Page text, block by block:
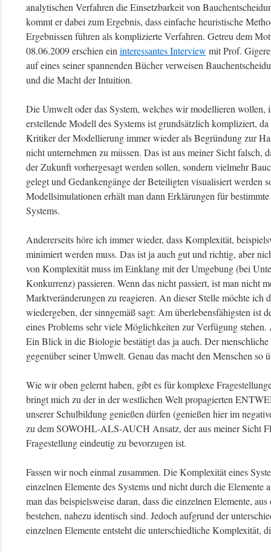
analytischen Verfahren die Einsetzbarkeit von
kommt er dabei zum Ergebnis, dass einfache heuristische
Ergebnissen führen als komplizierte Verfahren. Getreu dem
08.06.2009 erschien ein interessantes Interview mit Prof.
auf eines seiner spannenden Bücher verweisen
und die Macht der Intuition.
Die Umwelt oder das System, welches wir modellieren wollen,
erstellende Modell des Systems ist grundsätzlich kompliziert,
Kritiker der Modellierung immer wieder als Begründung zur
nicht unternehmen zu müssen. Das ist aus meiner Sicht
der Zukunft vorhergesagt werden sollen, sondern vielmehr
gelegt und Gedankengänge der Beteiligten visualisiert werden
Modellsimulationen erhält man dann Erklärungen für
Systems.
Andererseits höre ich immer wieder, dass Komplexität,
minimiert werden muss. Das ist ja auch gut und richtig, aber
von Komplexität muss im Einklang mit der Umgebung (bei
Konkurrenz) passieren. Wenn das nicht passiert, ist man nicht
Marktveränderungen zu reagieren. An dieser Stelle möchte ich
wiedergeben, der sinngemäß sagt: Am überlebensfähigsten ist
eines Problems sehr viele Möglichkeiten zur Verfügung
Ein Blick in die Biologie bestätigt das ja auch. Der
gegenüber seiner Umwelt. Genau das macht den Menschen so
Wie wir oben gelernt haben, gibt es für komplexe
bringt mich zu der in der westlichen Welt propagierten
unserer Schulbildung genießen dürfen (genießen hier im
zu dem SOWOHL-ALS-AUCH Ansatz, der aus meiner Sicht
Fragestellung eindeutig zu bevorzugen ist.
Fassen wir noch einmal zusammen. Die Komplexität eines
einzelnen Elemente des Systems und nicht durch die Elemente
man das beispielsweise daran, dass die einzelnen Elemente,
bestehen, nahezu identisch sind. Jedoch aufgrund der
einzelnen Elemente entsteht die unterschiedliche Komplexität,